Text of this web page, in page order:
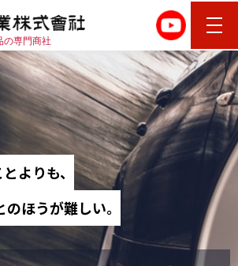
の専門商社
よりも、
のほうが難しい。